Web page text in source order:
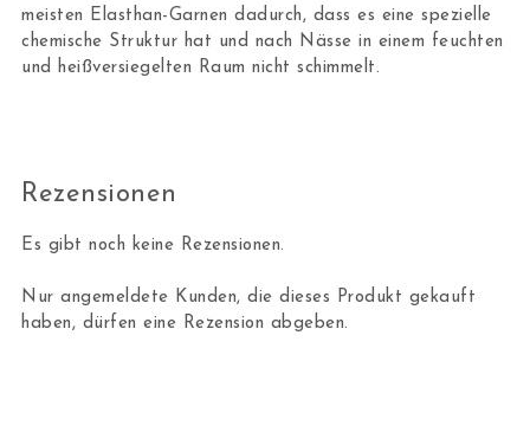
meisten Elasthan-Garnen dadurch, dass es eine spezielle
chemische Struktur hat und nach Nässe in einem feuchten
und heißversiegelten Raum nicht schimmelt.
Rezensionen
Es gibt noch keine Rezensionen.
Nur angemeldete Kunden, die dieses Produkt gekauft
haben, dürfen eine Rezension abgeben.